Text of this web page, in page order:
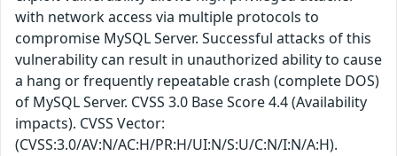
with network access via multiple protocols to
compromise MySQL Server. Successful attacks of this
vulnerability can result in unauthorized ability to cause
a hang or frequently repeatable crash (complete DOS)
of MySQL Server. CVSS 3.0 Base Score 4.4 (Availability
impacts). CVSS Vector:
(CVSS:3.0/AV:N/AC:H/PR:H/UI:N/S:U/C:N/I:N/A:H).